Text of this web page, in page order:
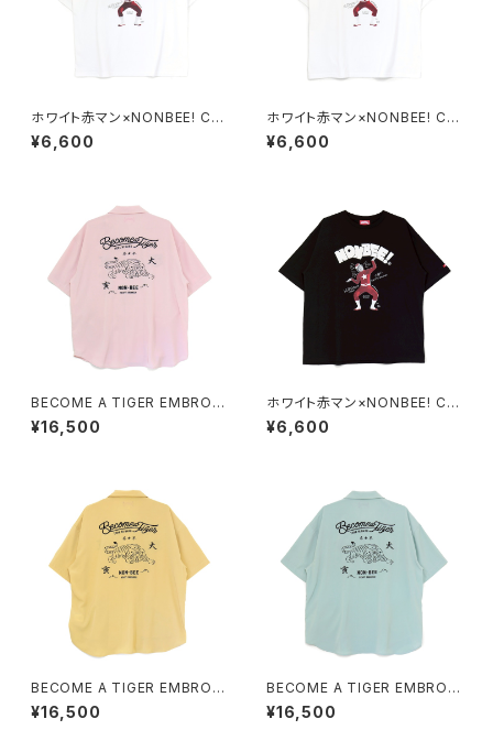
ホワイト赤マン×NONBEE! CO
LLABORATION TEE white/r
ed
¥6,600
ホワイト赤マン×NONBEE! CO
LLABORATION TEE white/b
lack
¥6,600
BECOME A TIGER EMBROI
DERED HALFSLEEVE SHIRT
S light-pink
¥16,500
ホワイト赤マン×NONBEE! CO
LLABORATION TEE black/
white
¥6,600
BECOME A TIGER EMBROI
DERED HALFSLEEVE SHIRT
S light-yellow
¥16,500
BECOME A TIGER EMBROI
DERED HALFSLEEVE SHIRT
S light-blue
¥16,500